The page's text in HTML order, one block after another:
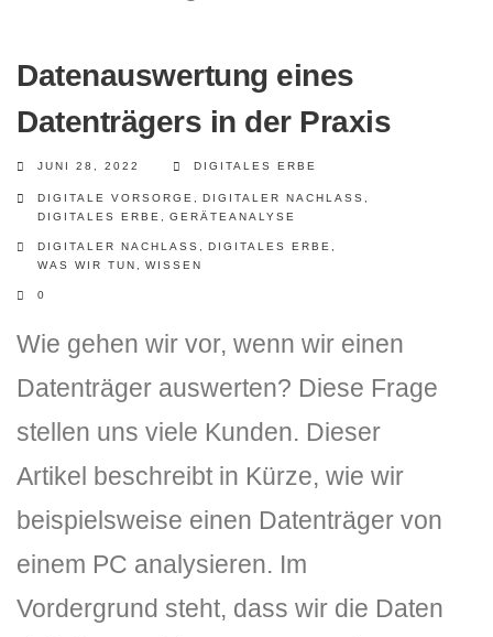
Datenauswertung eines
Datenträgers in der Praxis
JUNI 28, 2022 DIGITALES ERBE
DIGITALE VORSORGE DIGITALER NACHLASS
DIGITALES ERBE
GERÄTEANALYSE
DIGITALER NACHLASS DIGITALES ERBE
WAS WIR TUN
WISSEN
0
Wie gehen wir vor, wenn wir einen
Datenträger auswerten? Diese Frage
stellen uns viele Kunden. Dieser
Artikel beschreibt in Kürze, wie wir
beispielsweise einen Datenträger von
einem PC analysieren. Im
Vordergrund steht, dass wir die Daten